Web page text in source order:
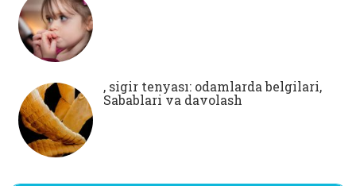
, sigir tenyası: odamlarda belgilari,
Sabablari va davolash